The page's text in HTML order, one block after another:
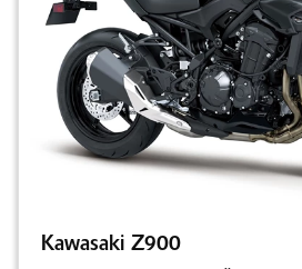
Kawasaki Z900